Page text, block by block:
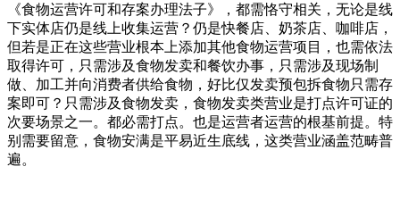
《食物运营许可和存案办理法子》，都需恪守相关，无论是线
下实体店仍是线上收集运营？仍是快餐店、奶茶店、咖啡店，
但若是正在这些营业根本上添加其他食物运营项目，也需依法
取得许可，只需涉及食物发卖和餐饮办事，只需涉及现场制
做、加工并向消费者供给食物，好比仅发卖预包拆食物只需存
案即可？只需涉及食物发卖，食物发卖类营业是打点许可证的
次要场景之一。都必需打点。也是运营者运营的根基前提。特
别需要留意，食物安满是平易近生底线，这类营业涵盖范畴普
遍。